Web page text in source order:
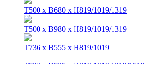
T500 x B680 x H819/1019/1319
T500 x B980 x H819/1019/1319
T736 x B555 x H819/1019